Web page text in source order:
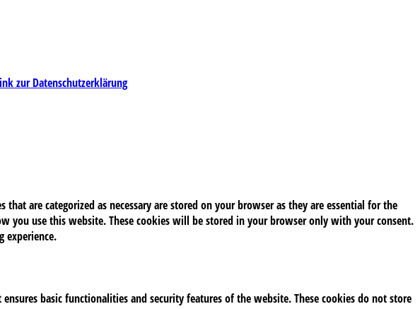
zur Datenschutzerklärung
are categorized as necessary are stored on your browser as they are essential for the
you use this website. These cookies will be stored in your browser only with your consent.
experience.
basic functionalities and security features of the website. These cookies do not store